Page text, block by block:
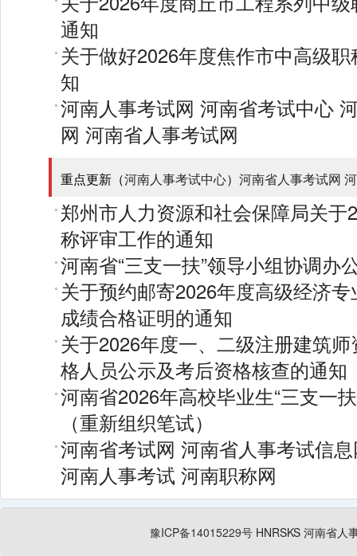
通知
关于做好2026年度焦作市中高级
知
河南人事考试网 河南省考试中心
网 河南省人事考试网
重点更新（河南人事考试中心） 河南省人事考试网
郑州市人力资源和社会保障局关于
称评审工作的通知
河南省“三支一扶”领导小组协调办
关于预约邮寄2026年度高级经济
成绩合格证明的通知
关于2026年度一、二级注册建筑
格人员公示及考后资格核查的通知
河南省2026年高校毕业生“三支一
（重新组织笔试）
河南省考试网 河南省人事考试信
河南人事考试 河南职称网
豫ICP备14015229号 HNRSKS 河南省人